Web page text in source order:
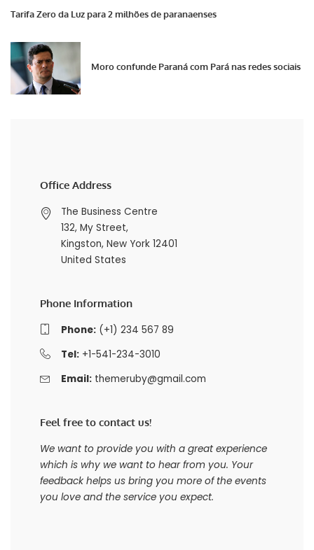
Tarifa Zero da Luz para 2 milhões de paranaenses
Moro confunde Paraná com Pará nas redes sociais
Office Address
The Business Centre
132, My Street,
Kingston, New York 12401
United States
Phone Information
Phone:(+1) 234 567 89
Tel:+1-541-234-3010
Email: themeruby@gmail.com
Feel free to contact us!
We want to provide you with a great experience
which is why we want to hear from you. Your
feedback helps us bring you more of the events
you love and the service you expect.